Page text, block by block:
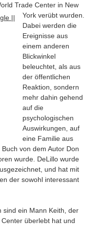
Trade Center in New
York verübt wurden
||
Dabei werden die
Ereignisse aus
einem anderen
Blickwinkel
beleuchtet, als aus
der öffentlichen
Reaktion, sondern
mehr dahin gehend
auf die
psychologischen
Auswirkungen, auf
eine Familie aus
von dem Autor Don
wurde. DeLillo wurde
und hat mit
der sowohl interessant
sind ein Mann Keith, der
überlebt hat und